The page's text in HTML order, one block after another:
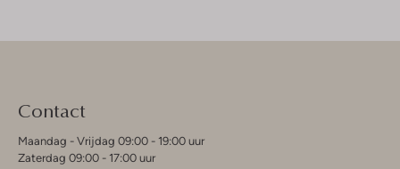
Contact
Maandag - Vrijdag 09:00 - 19:00 uur
Zaterdag 09:00 - 17:00 uur